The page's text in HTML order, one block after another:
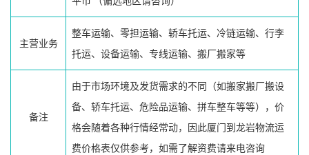
主营业务
整车运输、零担运输、轿车托运、冷链运输、行李
托运、设备运输、专线运输、搬厂搬家等
备注
由于市场环境及发货需求的不同（如搬家搬厂搬设
备、轿车托运、危险品运输、拼车整车等等），价
格会随着各种行情经常动，因此厦门到龙岩物流运
费价格表仅供参考，如需了解资费请来电咨询